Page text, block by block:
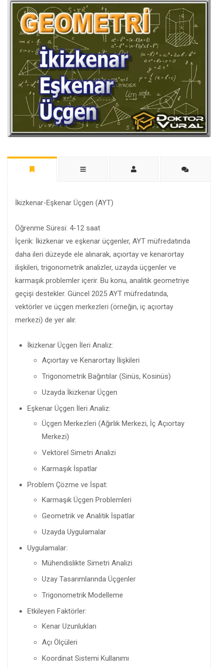
İkizkenar-Eşkenar Üçgen (AYT)
Öğrenme Süresi: 4-12 saat
İçerik: İkizkenar ve eşkenar üçgenler, AYT müfredatında
daha ileri düzeyde ele alınarak, açıortay ve kenarortay
ilişkileri, trigonometrik analizler, uzayda üçgenler ve
karmaşık problemler içerir. Bu konu, analitik geometriye
geçişi destekler. Güncel 2025 AYT müfredatında,
vektörler ve üçgen merkezleri (örneğin, iç açıortay
merkezi) de yer alır.
İkizkenar Üçgen İleri Analiz:
Açıortay ve Kenarortay İlişkileri
Trigonometrik Bağıntılar (Sinüs, Kosinüs)
Uzayda İkizkenar Üçgen
Eşkenar Üçgen İleri Analiz:
Üçgen Merkezleri (Ağırlık Merkezi, İç Açıortay
Merkezi)
Vektörel Simetri Analizi
Karmaşık İspatlar
Problem Çözme ve İspat:
Karmaşık Üçgen Problemleri
Geometrik ve Analitik İspatlar
Uzayda Uygulamalar
Uygulamalar:
Mühendislikte Simetri Analizi
Uzay Tasarımlarında Üçgenler
Trigonometrik Modelleme
Etkileyen Faktörler:
Kenar Uzunlukları
Açı Ölçüleri
Koordinat Sistemi Kullanımı